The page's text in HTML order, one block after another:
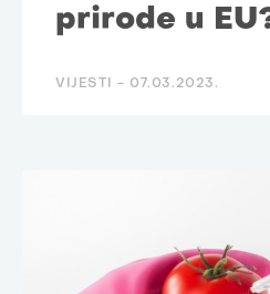
prirode u
VIJESTI - 07.03.2023.